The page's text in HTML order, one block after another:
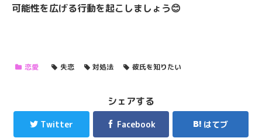
可能性を広げる行動を起こしましょう😊
恋愛 失恋 対処法 彼氏を知りたい
シェアする
Twitter Facebook はてブ